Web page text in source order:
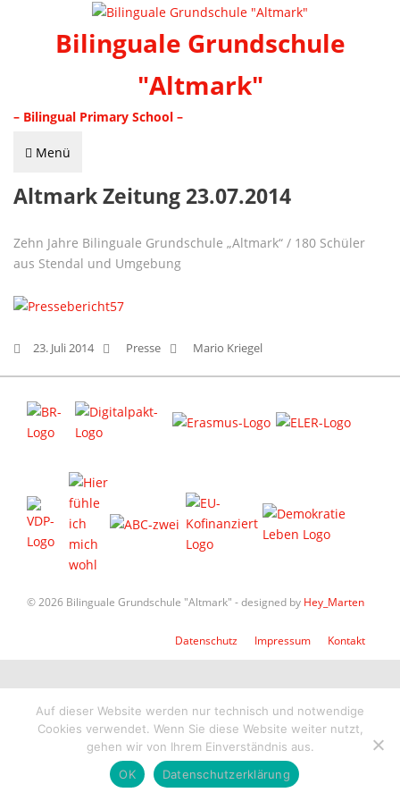
Bilinguale Grundschule
"Altmark"
– Bilingual Primary School –
Menü
Altmark Zeitung 23.07.2014
Zehn Jahre Bilinguale Grundschule „Altmark“ / 180 Schüler
aus Stendal und Umgebung
23. Juli 2014 Presse Mario Kriegel
© 2026 Bilinguale Grundschule "Altmark" - designed by Hey_Marten
Datenschutz Impressum Kontakt
Auf dieser Website werden nur technisch und notwendige
Cookies verwendet. Wenn Sie diese Website weiter nutzt,
gehen wir von Ihrem Einverständnis aus.
OK
Datenschutzerklärung